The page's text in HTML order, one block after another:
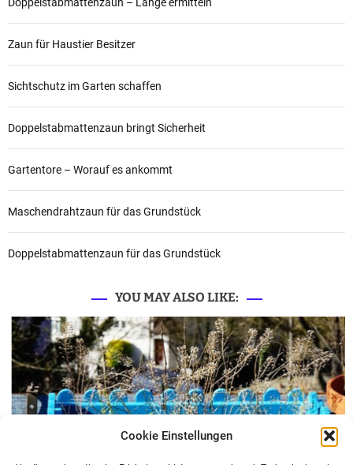
Cookie Einstellungen
Zaun für Haustier Besitzer
Sichtschutz im Garten schaffen
Doppelstabmattenzaun bringt Sicherheit
Gartentore – Worauf es ankommt
Maschendrahtzaun für das Grundstück
Doppelstabmattenzaun für das Grundstück
YOU MAY ALSO LIKE: